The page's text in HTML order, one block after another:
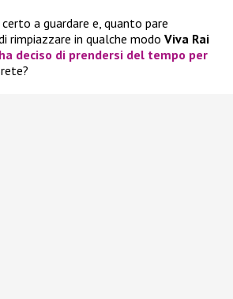
a guardare e, quanto pare
rimpiazzare in qualche modo Viva Rai
deciso di prendersi del tempo per